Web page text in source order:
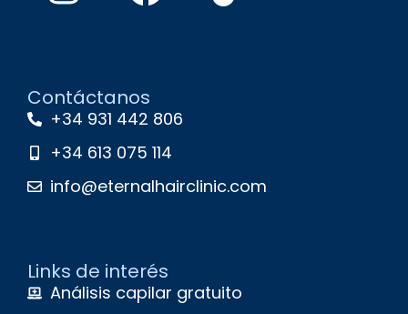
Contáctanos
+34 931 442 806
+34 613 075 114
info@eternalhairclinic.com
Links de interés
Análisis capilar gratuito